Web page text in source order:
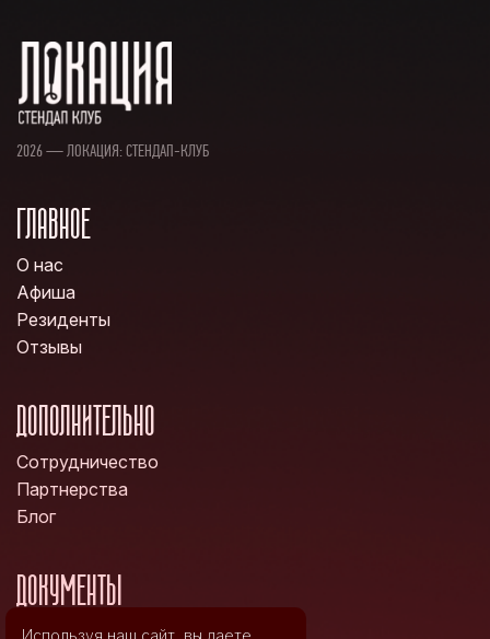
2026 — ЛОКАЦИЯ: СТЕНДАП-КЛУБ
ГЛАВНОЕ
О нас
Афиша
Резиденты
Отзывы
ДОПОЛНИТЕЛЬНО
Сотрудничество
Партнерства
Блог
ДОКУМЕНТЫ
Политика конфиденциальности
Используя наш сайт, вы даете